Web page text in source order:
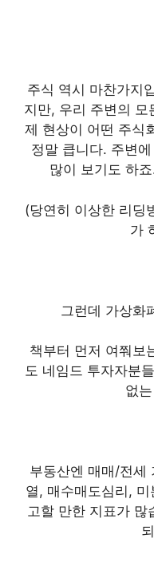
주식 역시 마찬가지
지만, 우리 주변의
제 현상이 어떤 주식
정말 큽니다. 주변
많이 보기도 하
(당연히 이상한 리딩
가
그런데 가상화
책부터 먼저 여쭤보
도 네임드 투자자분
없
부동산엔 매매/전세
열, 매수매도심리,
고할 만한 지표가 많